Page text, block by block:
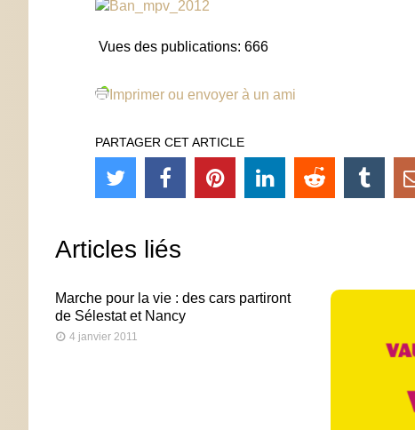
Vues des publications: 666
Imprimer ou envoyer à un ami
PARTAGER CET ARTICLE
Articles liés
Marche pour la vie : des cars partiront
de Sélestat et Nancy
4 janvier 2011